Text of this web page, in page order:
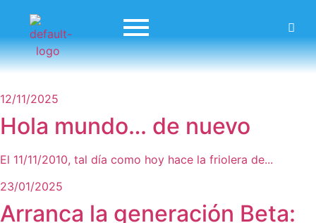
12/11/2025
Hola mundo… de nuevo
El 11/11/2010, tal día como hoy hace la friolera de...
23/01/2025
Arranca la generación Beta: